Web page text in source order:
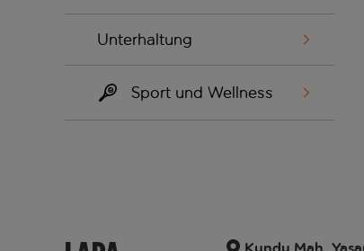
Unterhaltung
Sport und Wellness